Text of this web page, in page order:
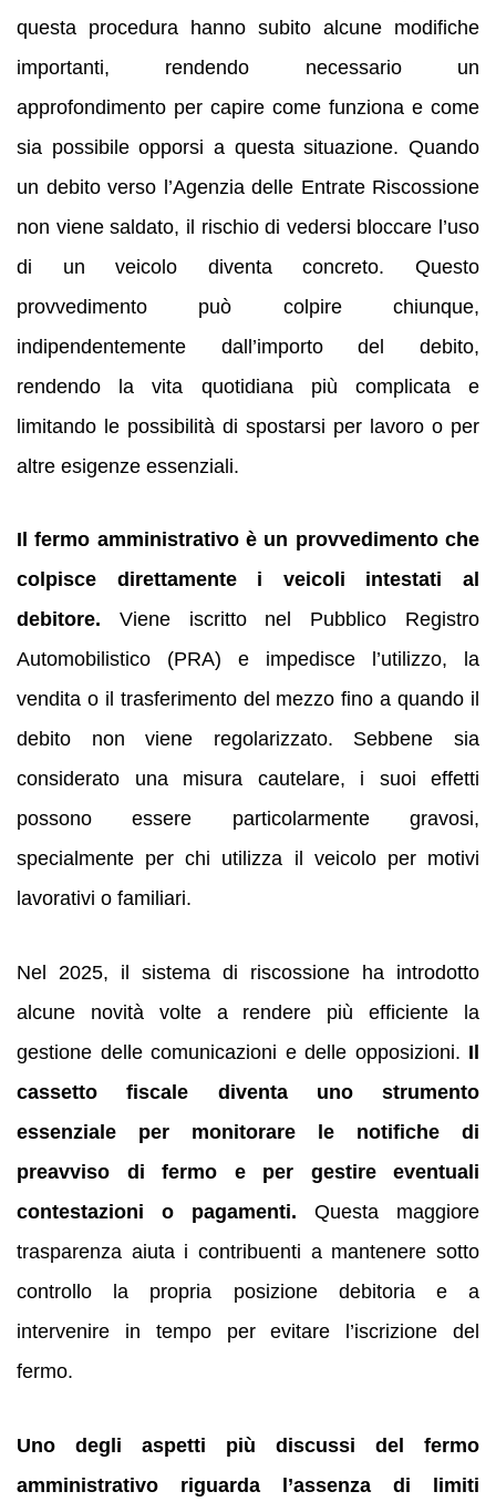
questa procedura hanno subito alcune modifiche
importanti, rendendo necessario un
approfondimento per capire come funziona e come
sia possibile opporsi a questa situazione. Quando
un debito verso l’Agenzia delle Entrate Riscossione
non viene saldato, il rischio di vedersi bloccare l’uso
di un veicolo diventa concreto. Questo
provvedimento può colpire chiunque,
indipendentemente dall’importo del debito,
rendendo la vita quotidiana più complicata e
limitando le possibilità di spostarsi per lavoro o per
altre esigenze essenziali.
Il fermo amministrativo è un provvedimento che
colpisce direttamente i veicoli intestati al
debitore. Viene iscritto nel Pubblico Registro
Automobilistico (PRA) e impedisce l’utilizzo, la
vendita o il trasferimento del mezzo fino a quando il
debito non viene regolarizzato. Sebbene sia
considerato una misura cautelare, i suoi effetti
possono essere particolarmente gravosi,
specialmente per chi utilizza il veicolo per motivi
lavorativi o familiari.
Nel 2025, il sistema di riscossione ha introdotto
alcune novità volte a rendere più efficiente la
gestione delle comunicazioni e delle opposizioni. Il
cassetto fiscale diventa uno strumento
essenziale per monitorare le notifiche di
preavviso di fermo e per gestire eventuali
contestazioni o pagamenti. Questa maggiore
trasparenza aiuta i contribuenti a mantenere sotto
controllo la propria posizione debitoria e a
intervenire in tempo per evitare l’iscrizione del
fermo.
Uno degli aspetti più discussi del fermo
amministrativo riguarda l’assenza di limiti